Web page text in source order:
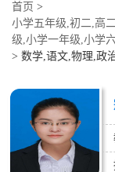
首页 >
小学五年级,初二,高
级,小学一年级,小学
> 数学,语文,物理,政